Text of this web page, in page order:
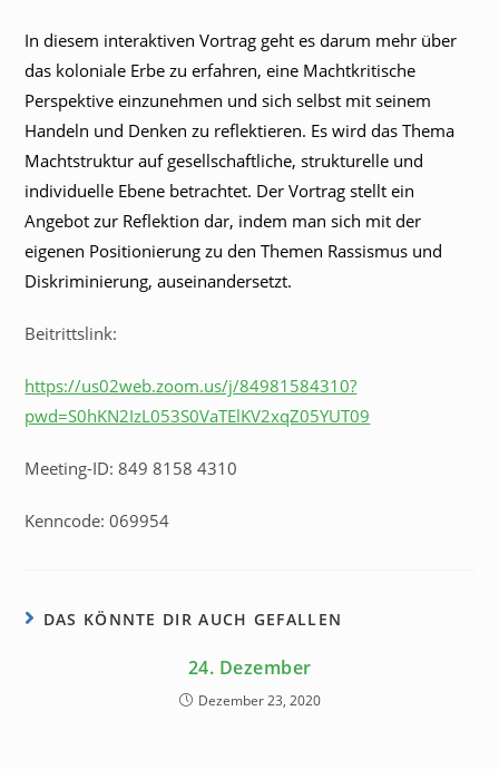
In diesem interaktiven Vortrag geht es darum mehr über
das koloniale Erbe zu erfahren, eine Machtkritische
Perspektive einzunehmen und sich selbst mit seinem
Handeln und Denken zu reflektieren. Es wird das Thema
Machtstruktur auf gesellschaftliche, strukturelle und
individuelle Ebene betrachtet. Der Vortrag stellt ein
Angebot zur Reflektion dar, indem man sich mit der
eigenen Positionierung zu den Themen Rassismus und
Diskriminierung, auseinandersetzt.
Beitrittslink:
https://us02web.zoom.us/j/84981584310?
pwd=S0hKN2IzL053S0VaTElKV2xqZ05YUT09
Meeting-ID: 849 8158 4310
Kenncode: 069954
DAS KÖNNTE DIR AUCH GEFALLEN
24. Dezember
Dezember 23, 2020